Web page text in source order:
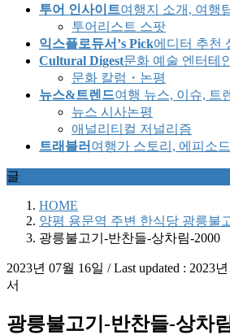
투어 인사이트여행지 소개, 여행
투어리스트 스팟
익스플로듀서’s Pick에디터 추천
Cultural Digest문화 예술 엔터테
문화 칼럼・논평
뉴스&트렌드여행 뉴스, 이슈, 트
뉴스 시사논평
애널리티컬 저널리즘
트래블러 여행가 스토리, 에피소
글
HOME
양평 용문역 주변 한식당 광릉불
광릉불고기-반찬들-상차림-2000
2023년 07월 16일 / Last updated : 2023
서
광릉불고기-반찬들-상차